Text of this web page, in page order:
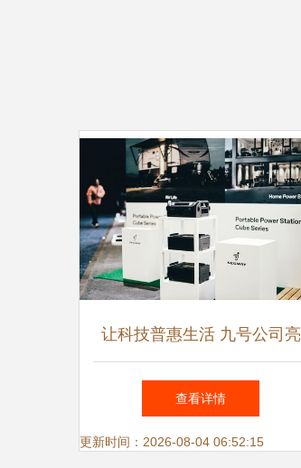
让科技普惠生活 九号公司亮
相CES 2024，全矩阵产品与
技术亮点解析
查看详情
更新时间：2026-08-04 06:52:15